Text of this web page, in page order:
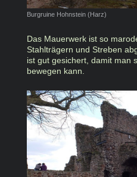
Burgruine Hohnstein (Harz)
Das Mauerwerk ist so
Stahlträgern und Streben
ist gut gesichert, damit man
bewegen kann.